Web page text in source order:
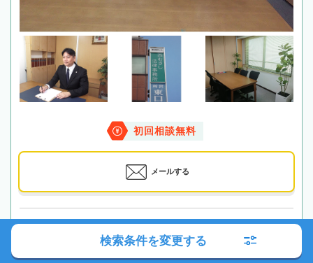
初回相談無料
メールする
最寄駅 西武鉄道「所沢駅」徒歩2分
所在地 〒359-0037 埼玉県所沢市くすのき台１-12-20 第六西
検索条件を変更する